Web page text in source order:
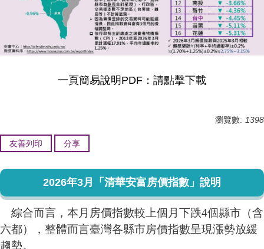
一頁簡易說明PDF： 請點擊下載
瀏覽數: 1398
友善列印 分享
2026年3月「清華安富房價指數」說明
綜合而言，本月房價指數較上個月下跌4個縣市（含
六都），整體而言臺灣各縣市房價指數呈現漲勢放緩
趨勢。